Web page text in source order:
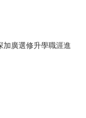
加廣選修升學職涯進